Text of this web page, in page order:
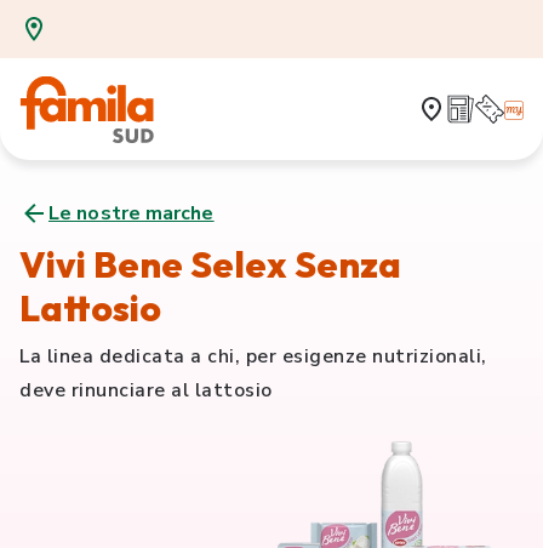
Le nostre marche
Vivi Bene Selex Senza
Lattosio
La linea dedicata a chi, per esigenze nutrizionali,
deve rinunciare al lattosio